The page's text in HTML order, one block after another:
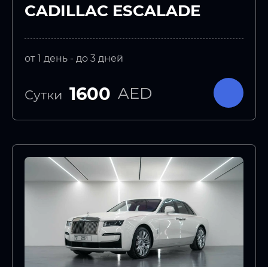
CADILLAC ESCALADE
от 1 день - до 3 дней
Сутки 1600 AED